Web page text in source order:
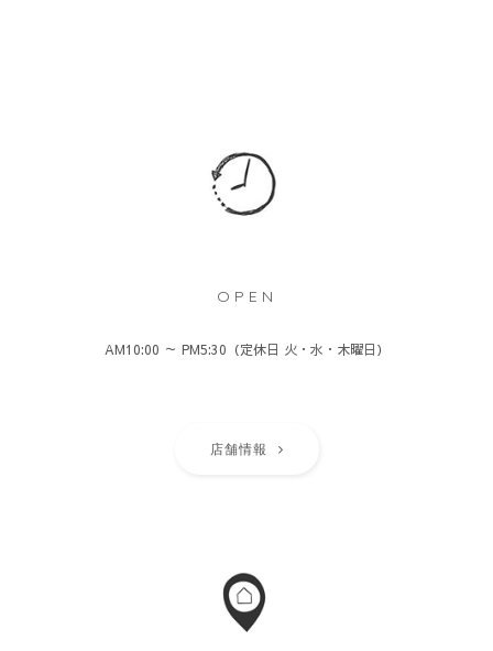
OPEN
AM10:00 ～ PM5:30（定休日 火・水・木曜日）
店舗情報